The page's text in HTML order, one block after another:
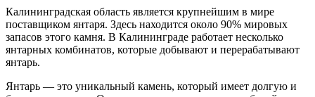
Калининградская область является крупнейшим в мире
поставщиком янтаря. Здесь находится около 90% мировых
запасов этого камня. В Калининграде работает несколько
янтарных комбинатов, которые добывают и перерабатывают
янтарь.
Янтарь — это уникальный камень, который имеет долгую и